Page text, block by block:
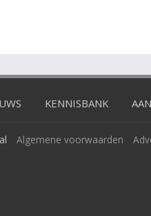
KENNISBANK
Algemene voorwaarden